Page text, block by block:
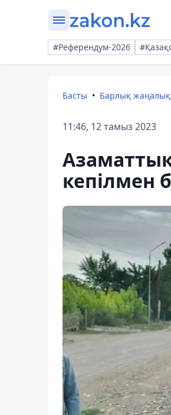
#Референдум-2026
Басты Барлық
11:46, 12 тамыз 2023
кепілмен